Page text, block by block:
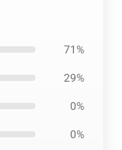
71%
29%
0%
0%